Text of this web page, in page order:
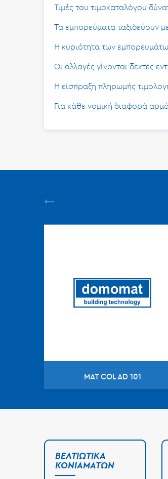
Τιμές του τιμοκαταλόγου
Τα εμπορεύματα ταξιδεύουν
Η κυριότητα των
Οι αλλαγές γίνονται δεκτές
Η είσπραξη πληρωμής
Για κάθε νομική διαφορά
MAT COL AD 101
ΒΕΛΤΙΩΤΙΚΆ
ΚΟΝΙΑΜΆΤΩΝ